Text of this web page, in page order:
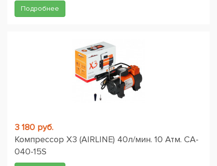
Подробнее
3 180 руб.
Компрессор X3 (AIRLINE) 40л/мин. 10 Атм. CA-
040-15S